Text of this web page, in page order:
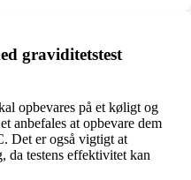
graviditetstest
opbevares på et køligt og
anbefales at opbevare dem
Det er også vigtigt at
da testens effektivitet kan